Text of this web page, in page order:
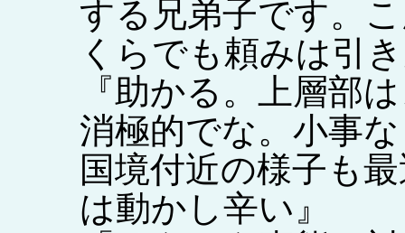
する兄弟子です。
くらでも頼みは引
『助かる。上層部
消極的でな。小事
国境付近の様子も
は動かし辛い』